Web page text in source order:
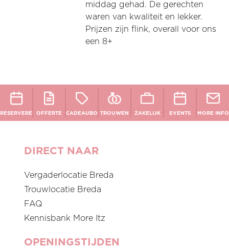
middag gehad. De gerechten
waren van kwaliteit en lekker.
Prijzen zijn flink, overall voor ons
een 8+
RESERVEREN OFFERTE CADEAUBONTROUWEN ZAKELIJK EVENTS MORE INFO
DIRECT NAAR
Vergaderlocatie Breda
Trouwlocatie Breda
FAQ
Kennisbank More Itz
OPENINGSTIJDEN